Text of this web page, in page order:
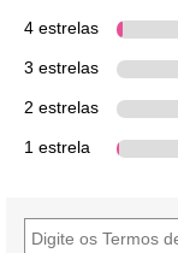
4 estrelas
3 estrelas
2 estrelas
1 estrela